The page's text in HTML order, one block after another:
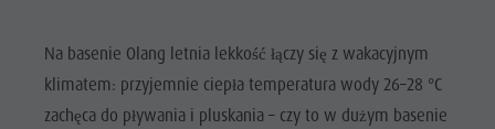
Planen &
Buchen
Na basenie Olang letnia lekkość łączy się z wakacyjnym
klimatem: przyjemnie ciepła temperatura wody 26–28 °C
zachęca do pływania i pluskania – czy to w dużym basenie